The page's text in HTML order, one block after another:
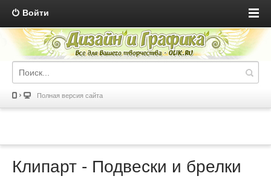
Войти
Полная версия сайта
Клипарт - Подвески и брелки